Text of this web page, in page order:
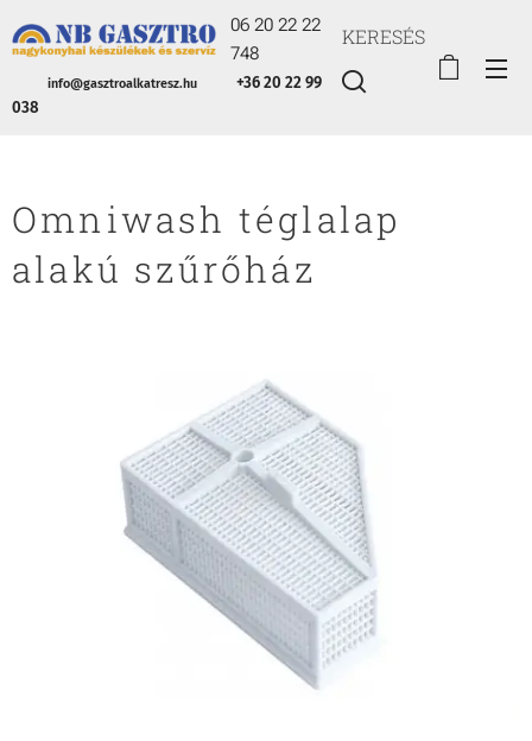
06 20 22 22
748
info@gasztroalkatresz.hu
+36 20 22 99
038
KERESÉS
Omniwash téglalap
alakú szűrőház